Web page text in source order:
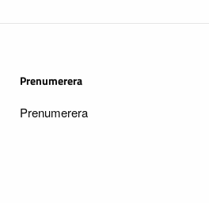
Prenumerera
Prenumerera